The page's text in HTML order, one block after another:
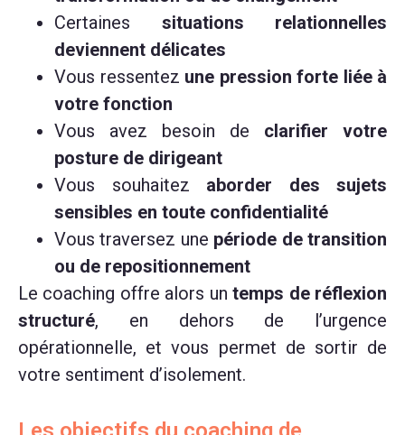
Certaines situations relationnelles
deviennent délicates
Vous ressentez une pression forte liée à
votre fonction
Vous avez besoin de clarifier votre
posture de dirigeant
Vous souhaitez aborder des sujets
sensibles en toute confidentialité
Vous traversez une période de transition
ou de repositionnement
Le coaching offre alors untemps de réflexion
structuré, en dehors de l’urgence
opérationnelle, et vous permet de sortir de
votre sentiment d’isolement.